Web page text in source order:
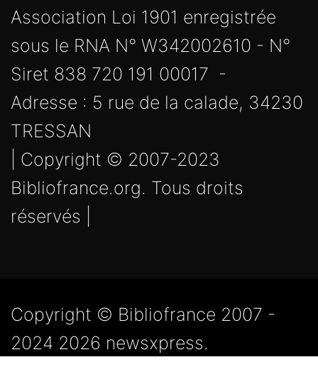
Association Loi 1901 enregistrée
sous le RNA N° W342002610 - N°
Siret 838 720 191 00017 -
Adresse : 5 rue de la calade, 34230
TRESSAN
| Copyright © 2007-2023
Bibliofrance.org. Tous droits
réservés |
Copyright © Bibliofrance 2007 -
2024 2026 newsxpress.